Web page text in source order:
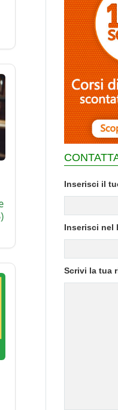
Inserisci il
Inserisci nel
Scrivi la tua